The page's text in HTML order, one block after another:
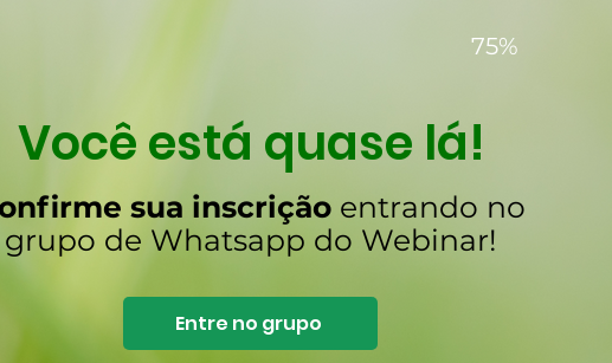
75%
Você está quase lá!
sua inscriçãoentrando no
grupo de Whatsapp do Webinar!
Entre no grupo